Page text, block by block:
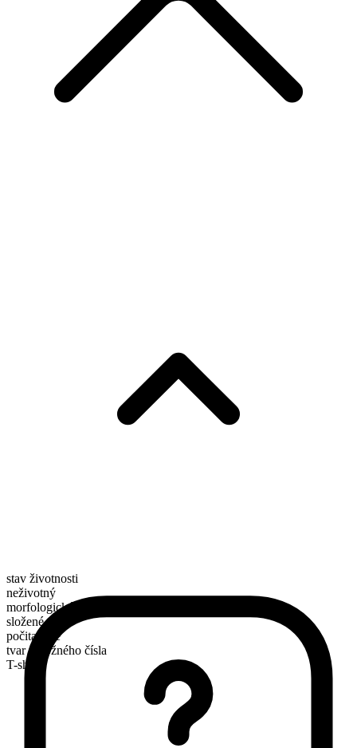
stav životnosti
neživotný
morfologické složení
složené
počitatelné
tvar množného čísla
T-shirts